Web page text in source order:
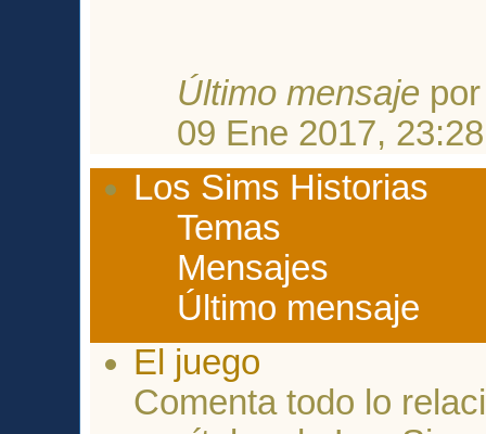
Último mensaje
09 Ene 2017, 23:28
Los Sims Historias
Temas
Mensajes
Último mensaje
El juego
Comenta todo lo